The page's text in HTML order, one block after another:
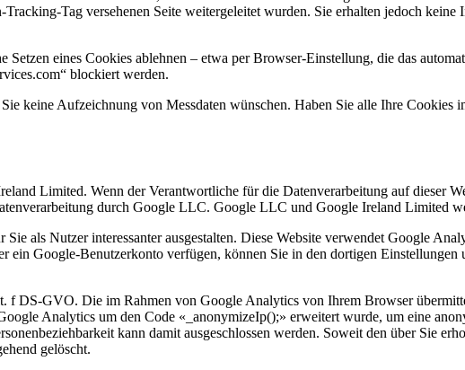
Tag versehenen Seite weitergeleitet wurden. Sie erhalten jedoch
eines Cookies ablehnen – etwa per Browser-Einstellung, die das
blockiert werden.
keine Aufzeichnung von Messdaten wünschen. Haben Sie alle Ihre Cookies
Limited. Wenn der Verantwortliche für die Datenverarbeitung auf dieser
durch Google LLC. Google LLC und Google Ireland Limited
als Nutzer interessanter ausgestalten. Diese Website verwendet Google
Google-Benutzerkonto verfügen, können Sie in den dortigen
DS-GVO. Die im Rahmen von Google Analytics von Ihrem Browser
Analytics um den Code «_anonymizeIp();» erweitert wurde, um eine
kann damit ausgeschlossen werden. Soweit den über Sie
gelöscht.